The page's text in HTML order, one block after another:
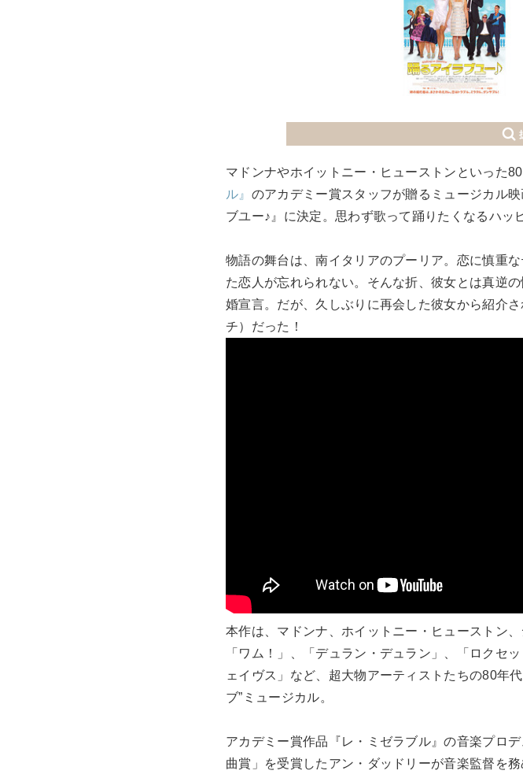
マドンナやホイットニー・ヒューストンといった
ル』 のアカデミー賞スタッフが贈るミュージカル
ブユー♪』に決定。思わず歌って踊りたくなるハッ
物語の舞台は、南イタリアのプーリア。恋に慎重
た恋人が忘れられない。そんな折、彼女とは真逆
婚宣言。だが、久しぶりに再会した彼女から紹介
チ）だった！
本作は、マドンナ、ホイットニー・ヒューストン
「ワム！」、「デュラン・デュラン」、「ロクセ
ェイヴス」など、超大物アーティストたちの80年
ブ”ミュージカル。
アカデミー賞作品『レ・ミゼラブル』の音楽プロ
曲賞」を受賞したアン・ダッドリーが音楽監督を